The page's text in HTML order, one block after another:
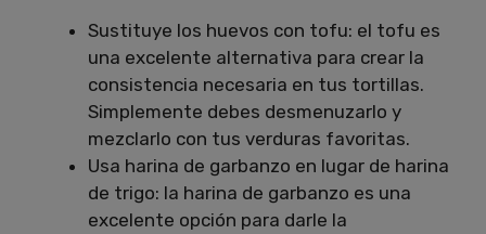
Sustituye los huevos con tofu: el tofu es
una excelente alternativa para crear la
consistencia necesaria en tus tortillas.
Simplemente debes desmenuzarlo y
mezclarlo con tus verduras favoritas.
Usa harina de garbanzo en lugar de harina
de trigo: la harina de garbanzo es una
excelente opción para darle la